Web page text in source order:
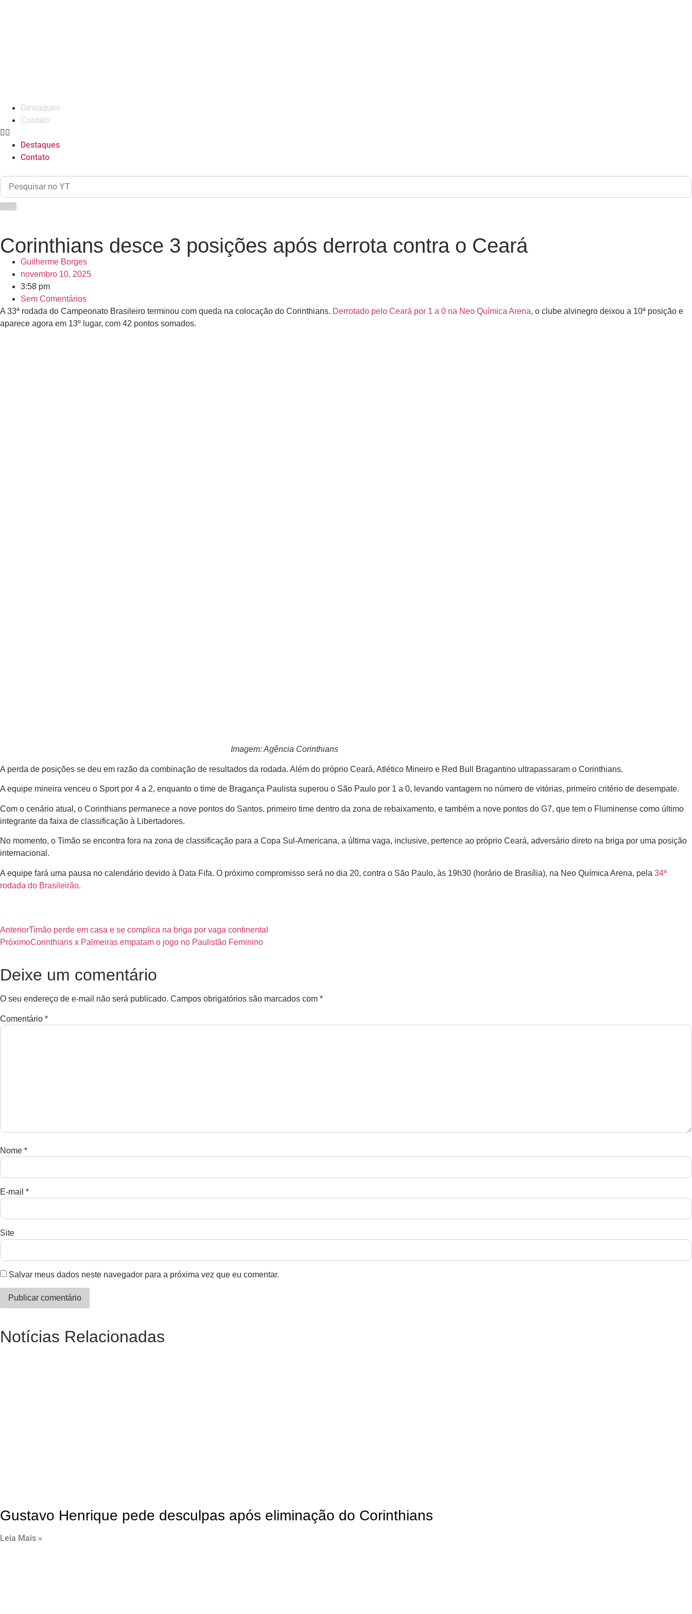
Destaques
Contato
Destaques
Contato
Corinthians desce 3 posições após derrota contra o Ceará
Guilherme Borges
novembro 10, 2025
3:58 pm
Sem Comentários
A 33ª rodada do Campeonato Brasileiro terminou com queda na colocação do Corinthians. Derrotado pelo Ceará por 1 a 0 na Neo Química Arena, o clube alvinegro deixou a 10ª posição e
aparece agora em 13º lugar, com 42 pontos somados.
Imagem: Agência Corinthians
A perda de posições se deu em razão da combinação de resultados da rodada. Além do próprio Ceará, Atlético Mineiro e Red Bull Bragantino ultrapassaram o Corinthians.
A equipe mineira venceu o Sport por 4 a 2, enquanto o time de Bragança Paulista superou o São Paulo por 1 a 0, levando vantagem no número de vitórias, primeiro critério de desempate.
Com o cenário atual, o Corinthians permanece a nove pontos do Santos, primeiro time dentro da zona de rebaixamento, e também a nove pontos do G7, que tem o Fluminense como último
integrante da faixa de classificação à Libertadores.
No momento, o Timão se encontra fora na zona de classificação para a Copa Sul-Americana, a última vaga, inclusive, pertence ao próprio Ceará, adversário direto na briga por uma posição
internacional.
A equipe fará uma pausa no calendário devido à Data Fifa. O próximo compromisso será no dia 20, contra o São Paulo, às 19h30 (horário de Brasília), na Neo Química Arena, pela 34ª
rodada do Brasileirão.
AnteriorTimão perde em casa e se complica na briga por vaga continental
PróximoCorinthians x Palmeiras empatam o jogo no Paulistão Feminino
Deixe um comentário
O seu endereço de e-mail não será publicado. Campos obrigatórios são marcados com *
Comentário *
Nome *
E-mail *
Site
Salvar meus dados neste navegador para a próxima vez que eu comentar.
Notícias Relacionadas
Gustavo Henrique pede desculpas após eliminação do Corinthians
Leia Mais »